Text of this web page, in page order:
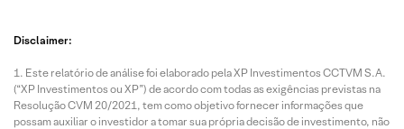
Disclaimer:
Este relatório de análise foi elaborado pela XP Investimentos CCTVM S.A.
(“XP Investimentos ou XP”) de acordo com todas as exigências previstas na
Resolução CVM 20/2021, tem como objetivo fornecer informações que
possam auxiliar o investidor a tomar sua própria decisão de investimento, não